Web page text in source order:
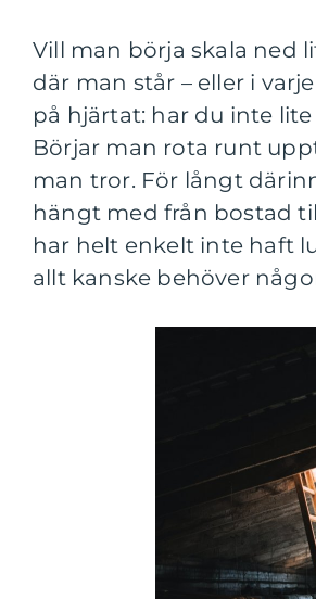
Vill man börja skala ned
där man står – eller i
på hjärtat: har du inte
Börjar man rota runt
man tror. För långt
hängt med från bostad
har helt enkelt inte haft
allt kanske behöver